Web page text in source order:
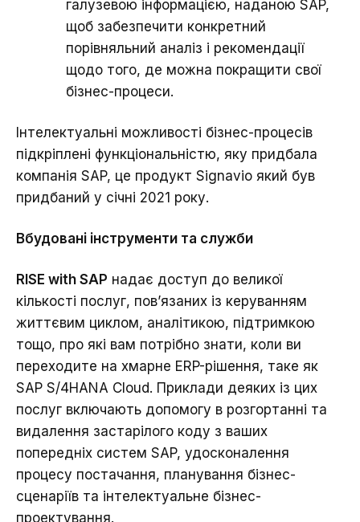
галузевою інформацією, наданою SAP,
щоб забезпечити конкретний
порівняльний аналіз і рекомендації
щодо того, де можна покращити свої
бізнес-процеси.
Інтелектуальні можливості бізнес-процесів
підкріплені функціональністю, яку придбала
компанія SAP, це продукт Signavio який був
придбаний у січні 2021 року.
Вбудовані інструменти та служби
RISE with SAP надає доступ до великої
кількості послуг, пов’язаних із керуванням
життєвим циклом, аналітикою, підтримкою
тощо, про які вам потрібно знати, коли ви
переходите на хмарне ERP-рішення, таке як
SAP S/4HANA Cloud. Приклади деяких із цих
послуг включають допомогу в розгортанні та
видалення застарілого коду з ваших
попередніх систем SAP, удосконалення
процесу постачання, планування бізнес-
сценаріїв та інтелектуальне бізнес-
проектування.